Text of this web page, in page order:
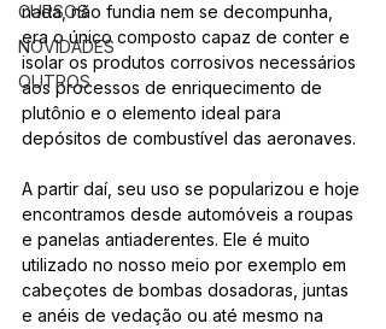
CURSOS
NOVIDADES
OUTROS
nada, não fundia nem se decompunha,
era o único composto capaz de conter e
isolar os produtos corrosivos necessários
aos processos de enriquecimento de
plutônio e o elemento ideal para
depósitos de combustível das aeronaves.
A partir daí, seu uso se popularizou e hoje
encontramos desde automóveis a roupas
e panelas antiaderentes. Ele é muito
utilizado no nosso meio por exemplo em
cabeçotes de bombas dosadoras, juntas
e anéis de vedação ou até mesmo na